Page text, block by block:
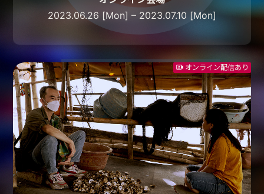
2023.06.26 [Mon] – 2023.07.10 [Mon]
オンライン配信あり